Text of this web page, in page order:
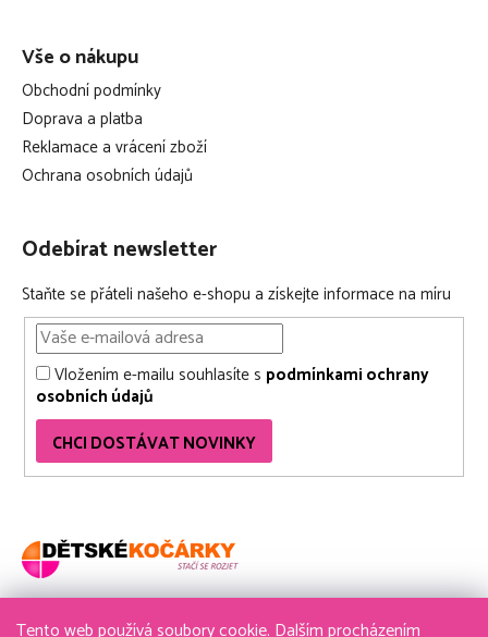
Tento web používá soubory cookie. Dalším procházením
Vše o nákupu
Obchodní podmínky
Doprava a platba
Reklamace a vrácení zboží
Ochrana osobních údajů
Odebírat newsletter
Staňte se přáteli našeho e-shopu a získejte informace na míru
Vložením e-mailu souhlasíte s podmínkami ochrany
osobních údajů
CHCI DOSTÁVAT NOVINKY